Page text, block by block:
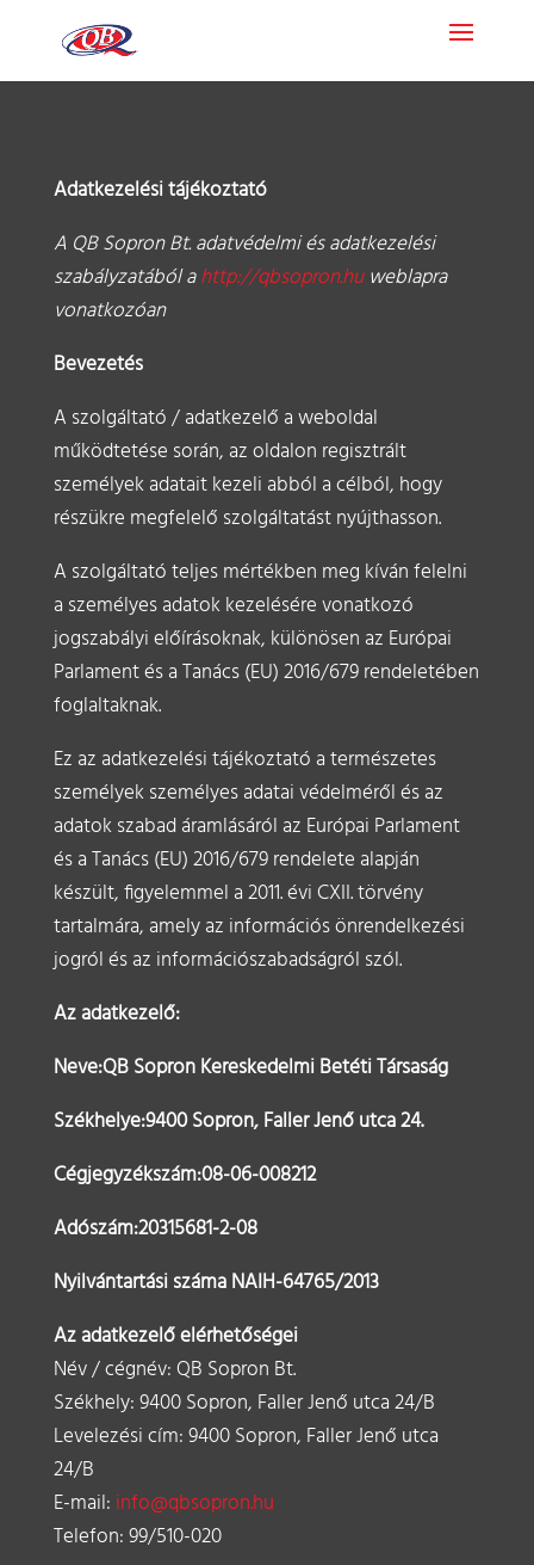
Adatkezelési tájékoztató
A QB Sopron Bt. adatvédelmi és adatkezelési
szabályzatából ahttp://qbsopron.huweblapra
vonatkozóan
Bevezetés
A szolgáltató / adatkezelő a weboldal
működtetése során, az oldalon regisztrált
személyek adatait kezeli abból a célból, hogy
részükre megfelelő szolgáltatást nyújthasson.
A szolgáltató teljes mértékben meg kíván felelni
a személyes adatok kezelésére vonatkozó
jogszabályi előírásoknak, különösen az Európai
Parlament és a Tanács (EU) 2016/679 rendeletében
foglaltaknak.
Ez az adatkezelési tájékoztató a természetes
személyek személyes adatai védelméről és az
adatok szabad áramlásáról az Európai Parlament
és a Tanács (EU) 2016/679 rendelete alapján
készült, figyelemmel a 2011. évi CXII. törvény
tartalmára, amely az információs önrendelkezési
jogról és az információszabadságról szól.
Az adatkezelő:
Neve:QB Sopron Kereskedelmi Betéti Társaság
Székhelye:9400 Sopron, Faller Jenő utca 24.
Cégjegyzékszám:08-06-008212
Adószám:20315681-2-08
Nyilvántartási száma NAIH-64765/2013
Az adatkezelő elérhetőségei
Név / cégnév: QB Sopron Bt.
Székhely: 9400 Sopron, Faller Jenő utca 24/B
Levelezési cím: 9400 Sopron, Faller Jenő utca
24/B
E-mail: info@qbsopron.hu
Telefon: 99/510-020